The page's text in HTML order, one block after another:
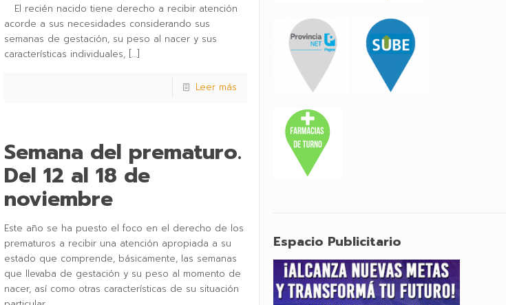
El recién nacido tiene derecho a recibir atención
acorde a sus necesidades considerando sus
semanas de gestación, su peso al nacer y sus
características individuales,[…]
Leer más
Semana del prematuro.
Del 12 al 18 de
noviembre
Este año se ha puesto el foco en el derecho de los
prematuros a recibir una atención apropiada a su
estado que comprende, básicamente, las semanas
que llevaba de gestación y su peso al momento de
nacer, así como otras características de su situación
Espacio Publicitario